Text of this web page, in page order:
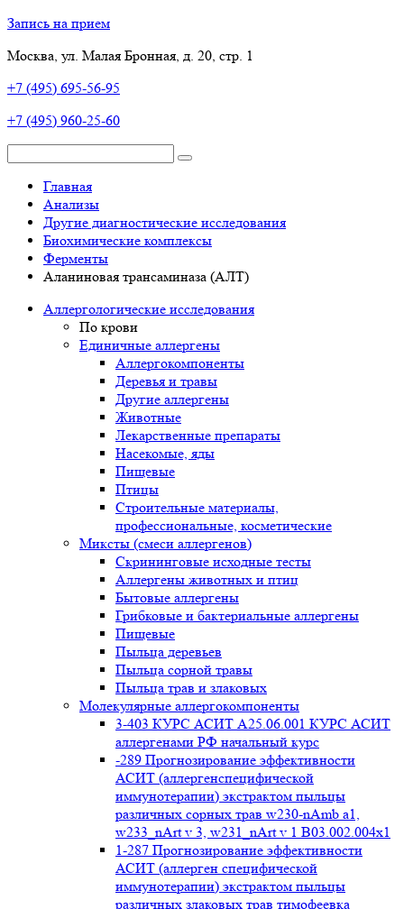
Запись на прием
Москва, ул. Малая Бронная, д. 20, стр. 1
+7 (495) 695-56-95
+7 (495) 960-25-60
Главная
Анализы
Другие диагностические исследования
Биохимические комплексы
Ферменты
Аланиновая трансаминаза (АЛТ)
Аллергологические исследования
По крови
Единичные аллергены
Аллергокомпоненты
Деревья и травы
Другие аллергены
Животные
Лекарственные препараты
Насекомые, яды
Пищевые
Птицы
Строительные материалы,
профессиональные, косметические
Миксты (смеси аллергенов)
Cкрининговые исходные тесты
Аллергены животных и птиц
Бытовые аллергены
Грибковые и бактериальные аллергены
Пищевые
Пыльца деревьев
Пыльца сорной травы
Пыльца трав и злаковых
Молекулярные аллергокомпоненты
3-403 КУРС АСИТ А25.06.001 КУРС АСИТ
аллергенами РФ начальный курс
-289 Прогнозирование эффективности
АСИТ (аллергенспецифической
иммунотерапии) экстрактом пыльцы
различных сорных трав w230-nAmb a1,
w233_nArt v 3, w231_nArt v 1 В03.002.004x1
1-287 Прогнозирование эффективности
АСИТ (аллерген специфической
иммунотерапии) экстрактом пыльцы
различных злаковых трав тимофеевка